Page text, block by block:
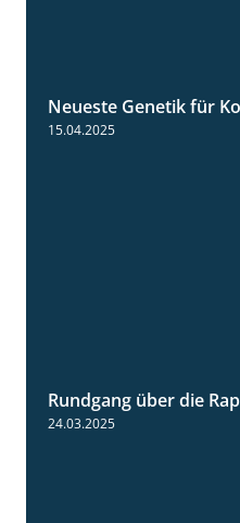
Neueste Genetik für
15.04.2025
Rundgang über die
24.03.2025